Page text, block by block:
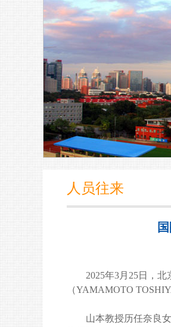
人员往来
2025年3月25日，
（YAMAMOTO
山本教授历任奈良